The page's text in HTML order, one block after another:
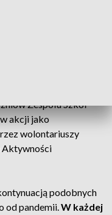
Zespołu Szkół
akcji jako
wolontariuszy
Aktywności
podobnych
od pandemii.W każdej